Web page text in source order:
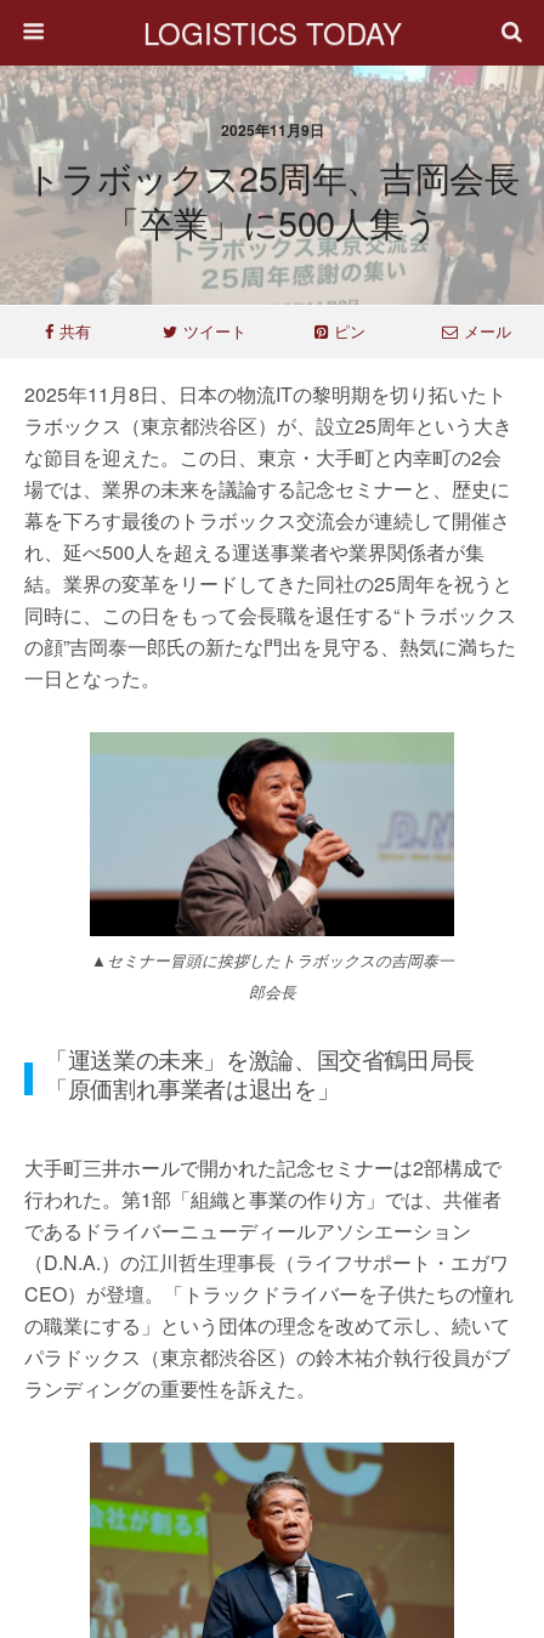
LOGISTICS TODAY
2025年11月9日
トラボックス25周年、吉岡会長
「卒業」に500人集う
共有 ツイート ピン メール
2025年11月8日、日本の物流ITの黎明期を切り拓いたト
ラボックス（東京都渋谷区）が、設立25周年という大き
な節目を迎えた。この日、東京・大手町と内幸町の2会
場では、業界の未来を議論する記念セミナーと、歴史に
幕を下ろす最後のトラボックス交流会が連続して開催さ
れ、延べ500人を超える運送事業者や業界関係者が集
結。業界の変革をリードしてきた同社の25周年を祝うと
同時に、この日をもって会長職を退任する“トラボックス
の顔”吉岡泰一郎氏の新たな門出を見守る、熱気に満ちた
一日となった。
▲セミナー冒頭に挨拶したトラボックスの吉岡泰一
郎会長
「運送業の未来」を激論、国交省鶴田局長
「原価割れ事業者は退出を」
大手町三井ホールで開かれた記念セミナーは2部構成で
行われた。第1部「組織と事業の作り方」では、共催者
であるドライバーニューディールアソシエーション
（D.N.A.）の江川哲生理事長（ライフサポート・エガワ
CEO）が登壇。「トラックドライバーを子供たちの憧れ
の職業にする」という団体の理念を改めて示し、続いて
パラドックス（東京都渋谷区）の鈴木祐介執行役員がブ
ランディングの重要性を訴えた。